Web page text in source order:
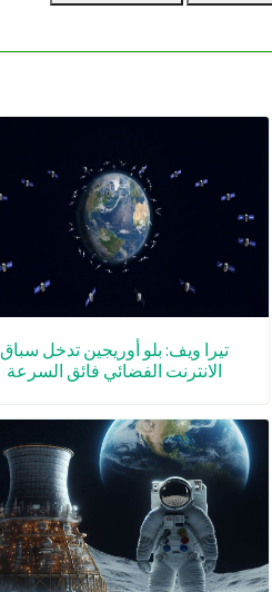
تيرا ويف: بلو أوريجين تدخل سباق
الانترنت الفضائي فائق السرعة